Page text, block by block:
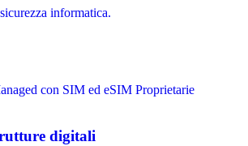
informatica.
con SIM ed eSIM Proprietarie
digitali